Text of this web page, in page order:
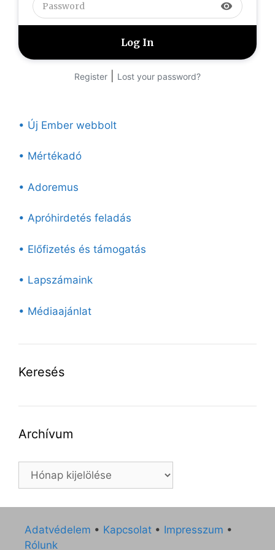
visibility
Register Lost your password?
• Új Ember webbolt
• Mértékadó
• Adoremus
• Apróhirdetés feladás
• Előfizetés és támogatás
• Lapszámaink
• Médiaajánlat
Keresés
Archívum
Archívum
Adatvédelem • Kapcsolat • Impresszum •
Rólunk